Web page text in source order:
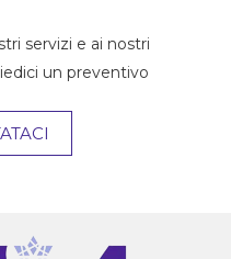
servizi e ai nostri
un preventivo